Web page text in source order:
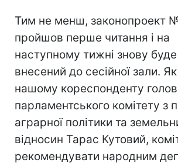
Тим не менш, законопроект
пройшов перше читання і на
наступному тижні знову буде
внесений до сесійної зали.
нашому кореспонденту
парламентського комітету з
аграрної політики та
відносин Тарас Кутовий,
рекомендувати народним